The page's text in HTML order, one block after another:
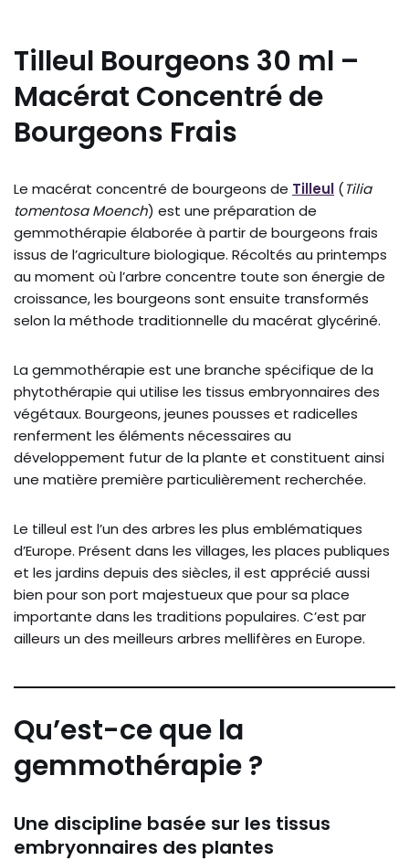
Tilleul Bourgeons 30 ml –
Macérat Concentré de
Bourgeons Frais
Le macérat concentré de bourgeons de Tilleul (Tilia
tomentosa Moench) est une préparation de
gemmothérapie élaborée à partir de bourgeons frais
issus de l’agriculture biologique. Récoltés au printemps
au moment où l’arbre concentre toute son énergie de
croissance, les bourgeons sont ensuite transformés
selon la méthode traditionnelle du macérat glycériné.
La gemmothérapie est une branche spécifique de la
phytothérapie qui utilise les tissus embryonnaires des
végétaux. Bourgeons, jeunes pousses et radicelles
renferment les éléments nécessaires au
développement futur de la plante et constituent ainsi
une matière première particulièrement recherchée.
Le tilleul est l’un des arbres les plus emblématiques
d’Europe. Présent dans les villages, les places publiques
et les jardins depuis des siècles, il est apprécié aussi
bien pour son port majestueux que pour sa place
importante dans les traditions populaires. C’est par
ailleurs un des meilleurs arbres mellifères en Europe.
Qu’est-ce que la
gemmothérapie ?
Une discipline basée sur les tissus
embryonnaires des plantes